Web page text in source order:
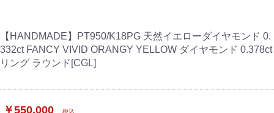
【HANDMADE】PT950/K18PG 天然イエローダイヤモンド 0.
332ct FANCY VIVID ORANGY YELLOW ダイヤモンド 0.378ct
リング ラウンド[CGL]
￥550,000 税込